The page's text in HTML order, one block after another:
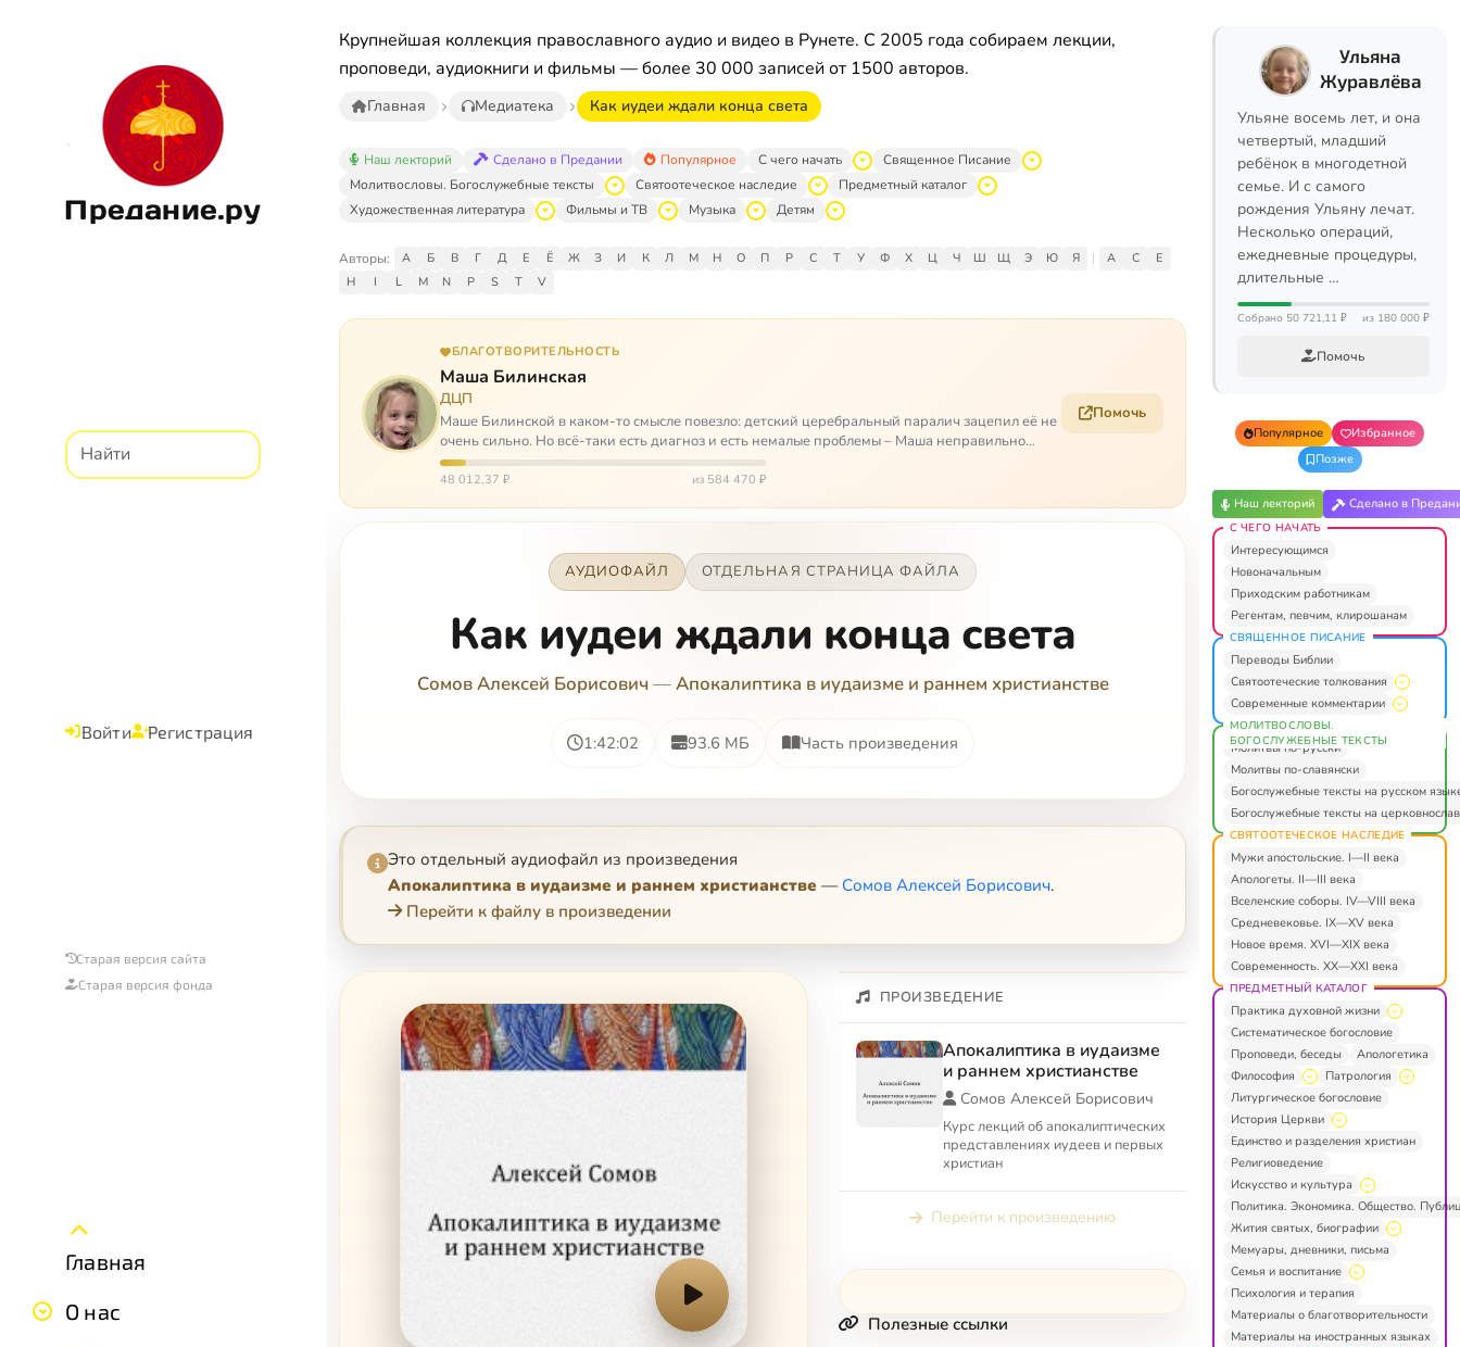
Предание.ру
Войти Регистрация
Старая версия сайта
Старая версия фонда
Главная
О нас
Крупнейшая коллекция православного аудио и видео в Рунете. С 2005 года собираем лекции,
проповеди, аудиокниги и фильмы — более 30 000 записей от 1500 авторов.
Главная Медиатека Как иудеи ждали конца света
Наш лекторий Сделано в Предании Популярное С чего начать
Священное Писание
Молитвословы. Богослужебные тексты
Святоотеческое наследие
Предметный каталог
Художественная литература
Фильмы и ТВ Музыка Детям
Авторы: А Б В Г Д Е Ё Ж З И К Л М Н О П Р С Т У Ф Х Ц Ч Ш Щ Э Ю Я | A C
E
H
I L M N P S T V
БЛАГОТВОРИТЕЛЬНОСТЬ
Маша Билинская
ДЦП
Маше Билинской в каком-то смысле повезло: детский церебральный паралич зацепил её не
очень сильно. Но всё-таки есть диагноз и есть немалые проблемы – Маша неправильно
ходит, и от т…
48 012,37 ₽ из 584 470 ₽
Помочь
АУДИОФАЙЛ ОТДЕЛЬНАЯ СТРАНИЦА ФАЙЛА
Как иудеи ждали конца света
Сомов Алексей Борисович—Апокалиптика в иудаизме и раннем христианстве
1:42:02 93.6 МБ Часть произведения
Это отдельный аудиофайл из произведения
Апокалиптика в иудаизме и раннем христианстве — Сомов Алексей Борисович.
Перейти к файлу в произведении
ПРОИЗВЕДЕНИЕ
Апокалиптика в иудаизме
и раннем христианстве
Сомов Алексей Борисович
Курс лекций об апокалиптических
представлениях иудеев и первых
христиан
Перейти к произведению
Полезные ссылки
Ульяна
Журавлёва
Ульяне восемь лет, и она
четвертый, младший
ребёнок в многодетной
семье. И с самого
рождения Ульяну лечат.
Несколько операций,
ежедневные процедуры,
длительные …
Собрано 50 721,11 ₽ из 180 000 ₽
Помочь
Популярное
Избранное
Позже
Наш лекторий Сделано в
С ЧЕГО НАЧАТЬ
Интересующимся
Новоначальным
Приходским работникам
Регентам, певчим, клирошанам
СВЯЩЕННОЕ ПИСАНИЕ
Переводы Библии
Святоотеческие толкования
Современные комментарии
МОЛИТВОСЛОВЫ.
БОГОСЛУЖЕБНЫЕ ТЕКСТЫ
Молитвы по-русски
Молитвы по-славянски
Богослужебные тексты на русском
Богослужебные тексты на
СВЯТООТЕЧЕСКОЕ НАСЛЕДИЕ
Мужи апостольские. I—II века
Апологеты. II—III века
Вселенские соборы. IV—VIII века
Средневековье. IX—XV века
Новое время. XVI—XIX века
Современность. XX—XXI века
ПРЕДМЕТНЫЙ КАТАЛОГ
Практика духовной жизни
Систематическое богословие
Проповеди, беседы
Апологетика
Философия
Патрология
Литургическое богословие
История Церкви
Единство и разделения христиан
Религиоведение
Искусство и культура
Политика. Экономика. Общество.
Жития святых, биографии
Мемуары, дневники, письма
Семья и воспитание
Психология и терапия
Материалы о благотворительности
Материалы на иностранных языках